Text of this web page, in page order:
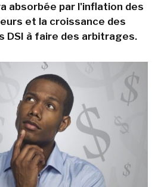
absorbée par l'inflation des
et la croissance des
DSI à faire des arbitrages.